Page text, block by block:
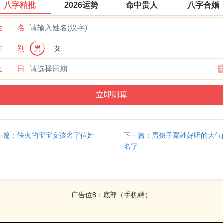
超、杰出、卓越。 渊：渊字意为象征富有。意为深、深水。
取名【鲁海杰】，五行组合为
近陆地的广阔水城，因其面积宏大，所以又引申有广大、博深、博
。人名用海字，主要是用引申义，表示能量大，办法多，见多识广
常人。
杰：杰字的原义是指才智过人的人。此外，又引申指超群的
不同的，特别突出的，如杰作、杰士等。由于杰字能表现人的才能
、品性等方面的出类拔萃，因此多被用作人名，表示期望或意愿。
或近水的地方，也指靠近（水边），如滨河路。
璇：
璇字原是一种
名称，古时又写作“旋”或 “睿”。相传这种玉出产于升山黄酸水流域
取名【鲁韵妤】，五行组合为土-水，读音为 yùn yú。韵：韵字意
妤：妤字意为汉代宫中女官名。
缺水女孩名字寓意好（推荐列表）
八字精批 2026运势 命中贵人 八字合婚
名
别 男 女
日
篇：缺火的宝宝女孩名字位姓
下一篇：男孩子覃姓好听的大气
名字
广告位8：底部（手机端）